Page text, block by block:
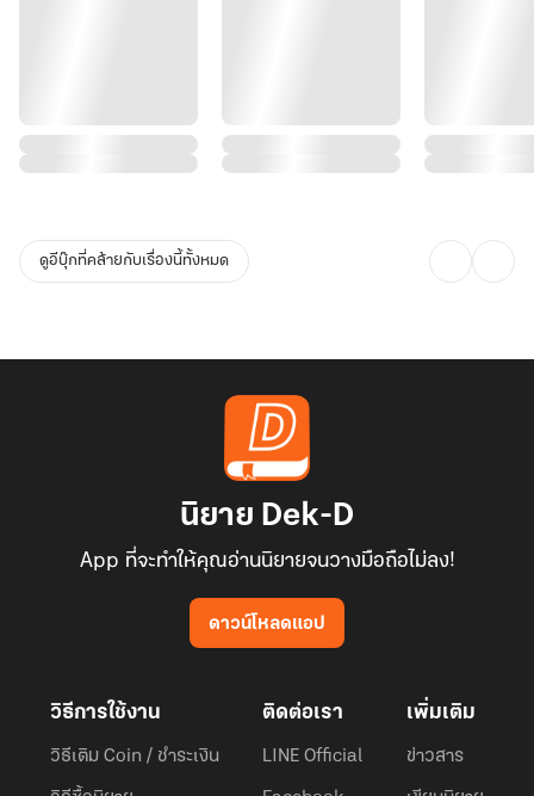
ดูอีบุ๊กที่คล้ายกับเรื่องนี้ทั้งหมด
นิยาย Dek-D
App ที่จะทำให้คุณอ่านนิยายจนวางมือถือไม่ลง!
ดาวน์โหลดแอป
วิธีการใช้งาน
วิธีเติม Coin / ชำระเงิน
ติดต่อเรา
LINE Official
เพิ่มเติม
ข่าวสาร